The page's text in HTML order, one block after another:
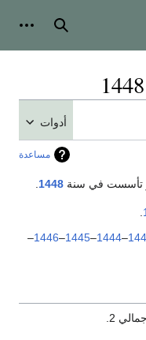
بحث
أدوات
مساعدة
تأسست في سنة 1448
–
1444
–
1445
–
1446
–
2.